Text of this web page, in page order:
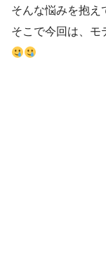
そんな悩みを抱え
そこで今回は、モ